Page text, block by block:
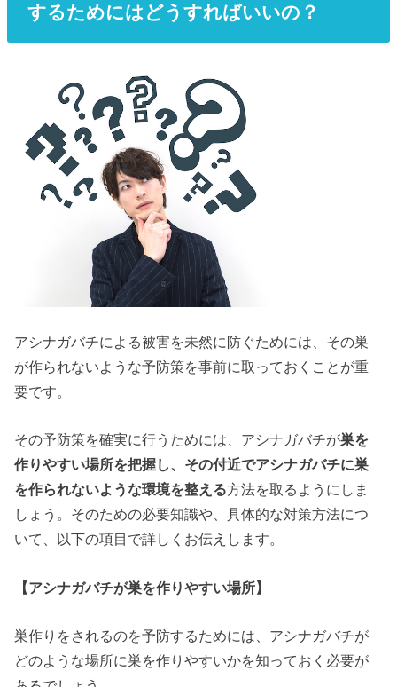
するためにはどうすればいいの？
アシナガバチによる被害を未然に防ぐためには、その巣
が作られないような予防策を事前に取っておくことが重
要です。
その予防策を確実に行うためには、アシナガバチが巣を
作りやすい場所を把握し、その付近でアシナガバチに巣
を作られないような環境を整える方法を取るようにしま
しょう。そのための必要知識や、具体的な対策方法につ
いて、以下の項目で詳しくお伝えします。
【アシナガバチが巣を作りやすい場所】
巣作りをされるのを予防するためには、アシナガバチが
どのような場所に巣を作りやすいかを知っておく必要が